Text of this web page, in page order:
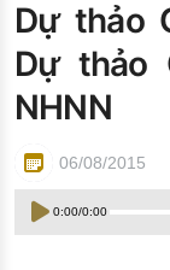
Đào tạo ISO
Dự thảo
Dự thảo
NHNN
06/08/2015
0:00/0:00